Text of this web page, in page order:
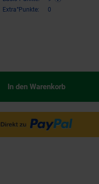
Extra°Punkte:
0
In den Warenkorb